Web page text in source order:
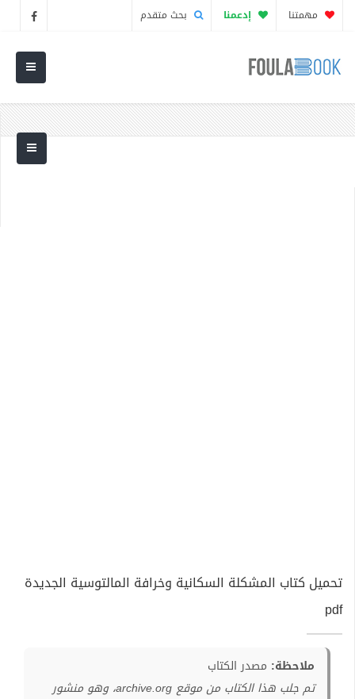
مهمتنا إدعمنا بحث متقدم
تحميل كتاب المشكلة السكانية وخرافة المالتوسية الجديدة
pdf
ملاحظة: مصدر الكتاب
تم جلب هذا الكتاب من موقع archive.org، وهو منشور